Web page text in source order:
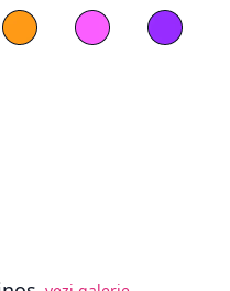
Galben Magenta
Mov